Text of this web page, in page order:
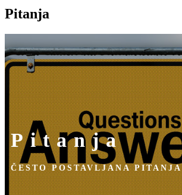
Pitanja
Pitanja
ČESTO POSTAVLJANA PITANJA